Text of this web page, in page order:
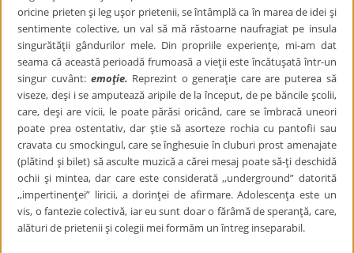
oricine prieten şi leg uşor prietenii, se întâmplă ca în marea de idei şi
sentimente colective, un val să mă răstoarne naufragiat pe insula
singurătăţii gândurilor mele. Din propriile experienţe, mi-am dat
seama că această perioadă frumoasă a vieţii este încătuşată într-un
singur cuvânt: emoţie. Reprezint o generaţie care are puterea să
viseze, deşi i se amputează aripile de la început, de pe băncile şcolii,
care, deşi are vicii, le poate părăsi oricând, care se îmbracă uneori
poate prea ostentativ, dar ştie să asorteze rochia cu pantofii sau
cravata cu smockingul, care se înghesuie în cluburi prost amenajate
(plătind şi bilet) să asculte muzică a cărei mesaj poate să-ţi deschidă
ochii şi mintea, dar care este considerată ,,underground” datorită
,,impertinenţei” liricii, a dorinţei de afirmare. Adolescenţa este un
vis, o fantezie colectivă, iar eu sunt doar o fărâmă de speranţă, care,
alături de prietenii şi colegii mei formăm un întreg inseparabil.